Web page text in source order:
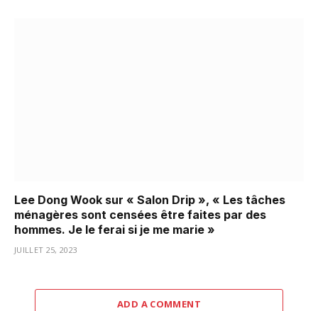
Lee Dong Wook sur « Salon Drip », « Les tâches
ménagères sont censées être faites par des
hommes. Je le ferai si je me marie »
JUILLET 25, 2023
ADD A COMMENT